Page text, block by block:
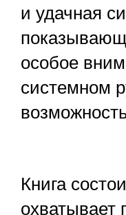
и удачная
особое
системном
Книга
охватывает